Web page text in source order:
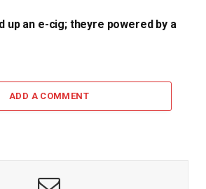
up an e-cig; theyre powered by a
ADD A COMMENT